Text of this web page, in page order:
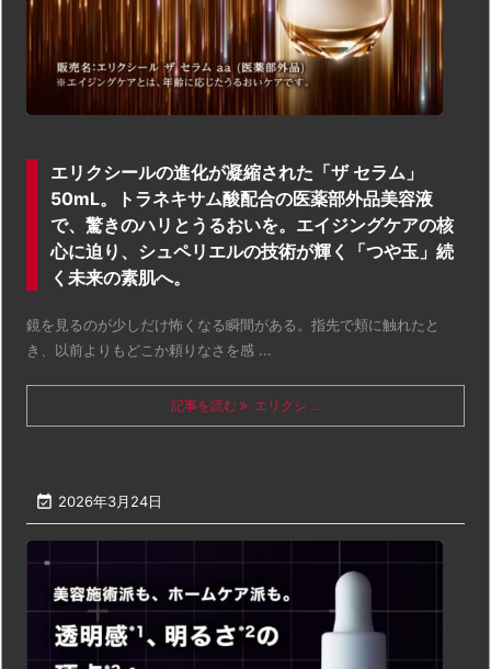
エリクシールの進化が凝縮された「ザ セラム」
50mL。トラネキサム酸配合の医薬部外品美容液
で、驚きのハリとうるおいを。エイジングケアの核
心に迫り、シュペリエルの技術が輝く「つや玉」続
く未来の素肌へ。
鏡を見るのが少しだけ怖くなる瞬間がある。指先で頬に触れたと
き、以前よりもどこか頼りなさを感 ...
記事を読む エリクシ ...
 2026年3月24日